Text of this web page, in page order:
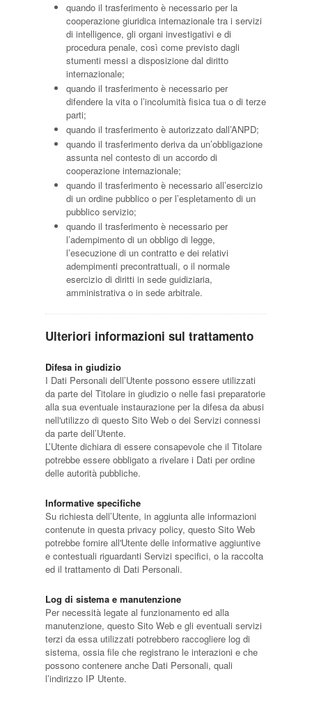
quando il trasferimento è necessario per la
cooperazione giuridica internazionale tra i servizi
di intelligence, gli organi investigativi e di
procedura penale, così come previsto dagli
stumenti messi a disposizione dal diritto
internazionale;
quando il trasferimento è necessario per
difendere la vita o l’incolumità fisica tua o di terze
parti;
quando il trasferimento è autorizzato dall’ANPD;
quando il trasferimento deriva da un’obbligazione
assunta nel contesto di un accordo di
cooperazione internazionale;
quando il trasferimento è necessario all’esercizio
di un ordine pubblico o per l’espletamento di un
pubblico servizio;
quando il trasferimento è necessario per
l’adempimento di un obbligo di legge,
l’esecuzione di un contratto e dei relativi
adempimenti precontrattuali, o il normale
esercizio di diritti in sede guidiziaria,
amministrativa o in sede arbitrale.
Ulteriori informazioni sul trattamento
Difesa in giudizio
I Dati Personali dell’Utente possono essere utilizzati
da parte del Titolare in giudizio o nelle fasi preparatorie
alla sua eventuale instaurazione per la difesa da abusi
nell'utilizzo di questo Sito Web o dei Servizi connessi
da parte dell’Utente.
L’Utente dichiara di essere consapevole che il Titolare
potrebbe essere obbligato a rivelare i Dati per ordine
delle autorità pubbliche.
Informative specifiche
Su richiesta dell’Utente, in aggiunta alle informazioni
contenute in questa privacy policy, questo Sito Web
potrebbe fornire all'Utente delle informative aggiuntive
e contestuali riguardanti Servizi specifici, o la raccolta
ed il trattamento di Dati Personali.
Log di sistema e manutenzione
Per necessità legate al funzionamento ed alla
manutenzione, questo Sito Web e gli eventuali servizi
terzi da essa utilizzati potrebbero raccogliere log di
sistema, ossia file che registrano le interazioni e che
possono contenere anche Dati Personali, quali
l’indirizzo IP Utente.